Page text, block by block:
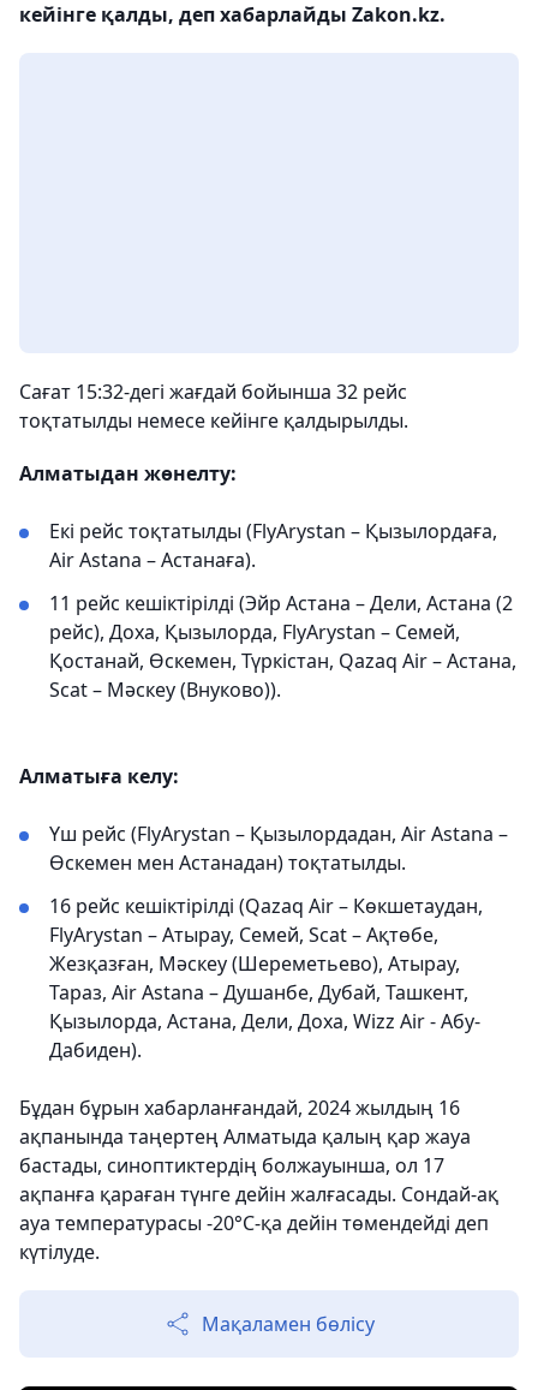
кейінге қалды, деп хабарлайды Zakon.kz.
Сағат 15:32-дегі жағдай бойынша 32 рейс
тоқтатылды немесе кейінге қалдырылды.
Алматыдан жөнелту:
Екі рейс тоқтатылды (FlyArystan – Қызылордаға,
Air Astana – Астанаға).
11 рейс кешіктірілді (Эйр Астана – Дели, Астана (2
рейс), Доха, Қызылорда, FlyArystan – Семей,
Қостанай, Өскемен, Түркістан, Qazaq Air – Астана,
Scat – Мәскеу (Внуково)).
Алматыға келу:
Үш рейс (FlyArystan – Қызылордадан, Air Astana –
Өскемен мен Астанадан) тоқтатылды.
16 рейс кешіктірілді (Qazaq Air – Көкшетаудан,
FlyArystan – Атырау, Семей, Scat – Ақтөбе,
Жезқазған, Мәскеу (Шереметьево), Атырау,
Тараз, Air Astana – Душанбе, Дубай, Ташкент,
Қызылорда, Астана, Дели, Доха, Wizz Air - Абу-
Дабиден).
Бұдан бұрын хабарланғандай, 2024 жылдың 16
ақпанында таңертең Алматыда қалың қар жауа
бастады, синоптиктердің болжауынша, ол 17
ақпанға қараған түнге дейін жалғасады. Сондай-ақ
ауа температурасы -20°C-қа дейін төмендейді деп
күтілуде.
Мақаламен бөлісу